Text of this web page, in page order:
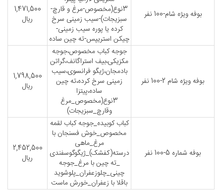
بوفه ویژه شام-100 نفر
3نوع(مخصوص-مرغ و قارچ-
سبزیجات)-سیب زمینی سرخ
کرده یا پوره سیب زمینی-
چیکن استریپس-ته چین ساده
1,471,500
ریال
بوفه ویژه شام 2-100 نفر
جوجه کباب مخصوص،جوجه
مکزیکی،بیف استراگانف،گراتن
بادمجان،ژیگو فرانسوی،سیب
زمینی سرخ کرده،ته چین
ساده،پیتزا
3نوع(مخصوص_مرغ
وقارچ_سبزیجات)
1,798,500
ریال
بوفه شماره 5-100 نفر
کباب کوبیده_جوجه کباب لقمه
مخصوص_خوش فسنجان با
مرغ_ماهی
درسته(کفشک)_ژیگوگوسفندی
_ته چین با مرغ_جوجه
چینی_چلوزعفران_پلوشوید
باقلا با زعفران_خورش ماست
2,452,500
ریال